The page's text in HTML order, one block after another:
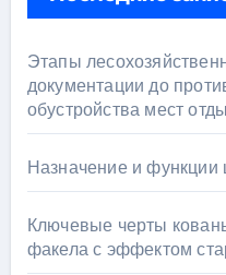
Этапы
документации до
обустройства мест
Назначение и функции
Ключевые черты
факела с эффектом